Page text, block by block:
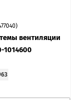
вентиляции
1014600